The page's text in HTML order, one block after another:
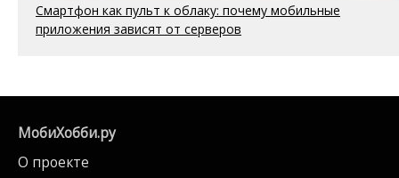
Смартфон как пульт к облаку: почему мобильные
приложения зависят от серверов
МобиХобби.ру
О проекте